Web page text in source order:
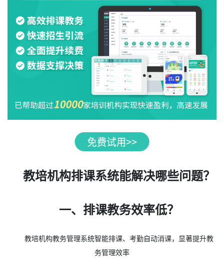
教培机构排课系统能解决哪些问题？
一、排课教务效率低？
教培机构教务管理系统智能排课、考勤自动消课，显著提升教
务管理效率